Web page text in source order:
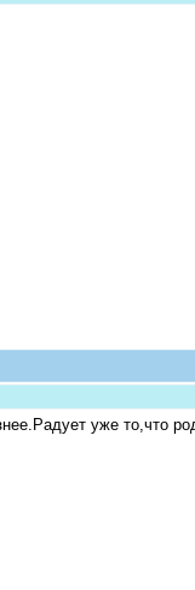
уже то,что